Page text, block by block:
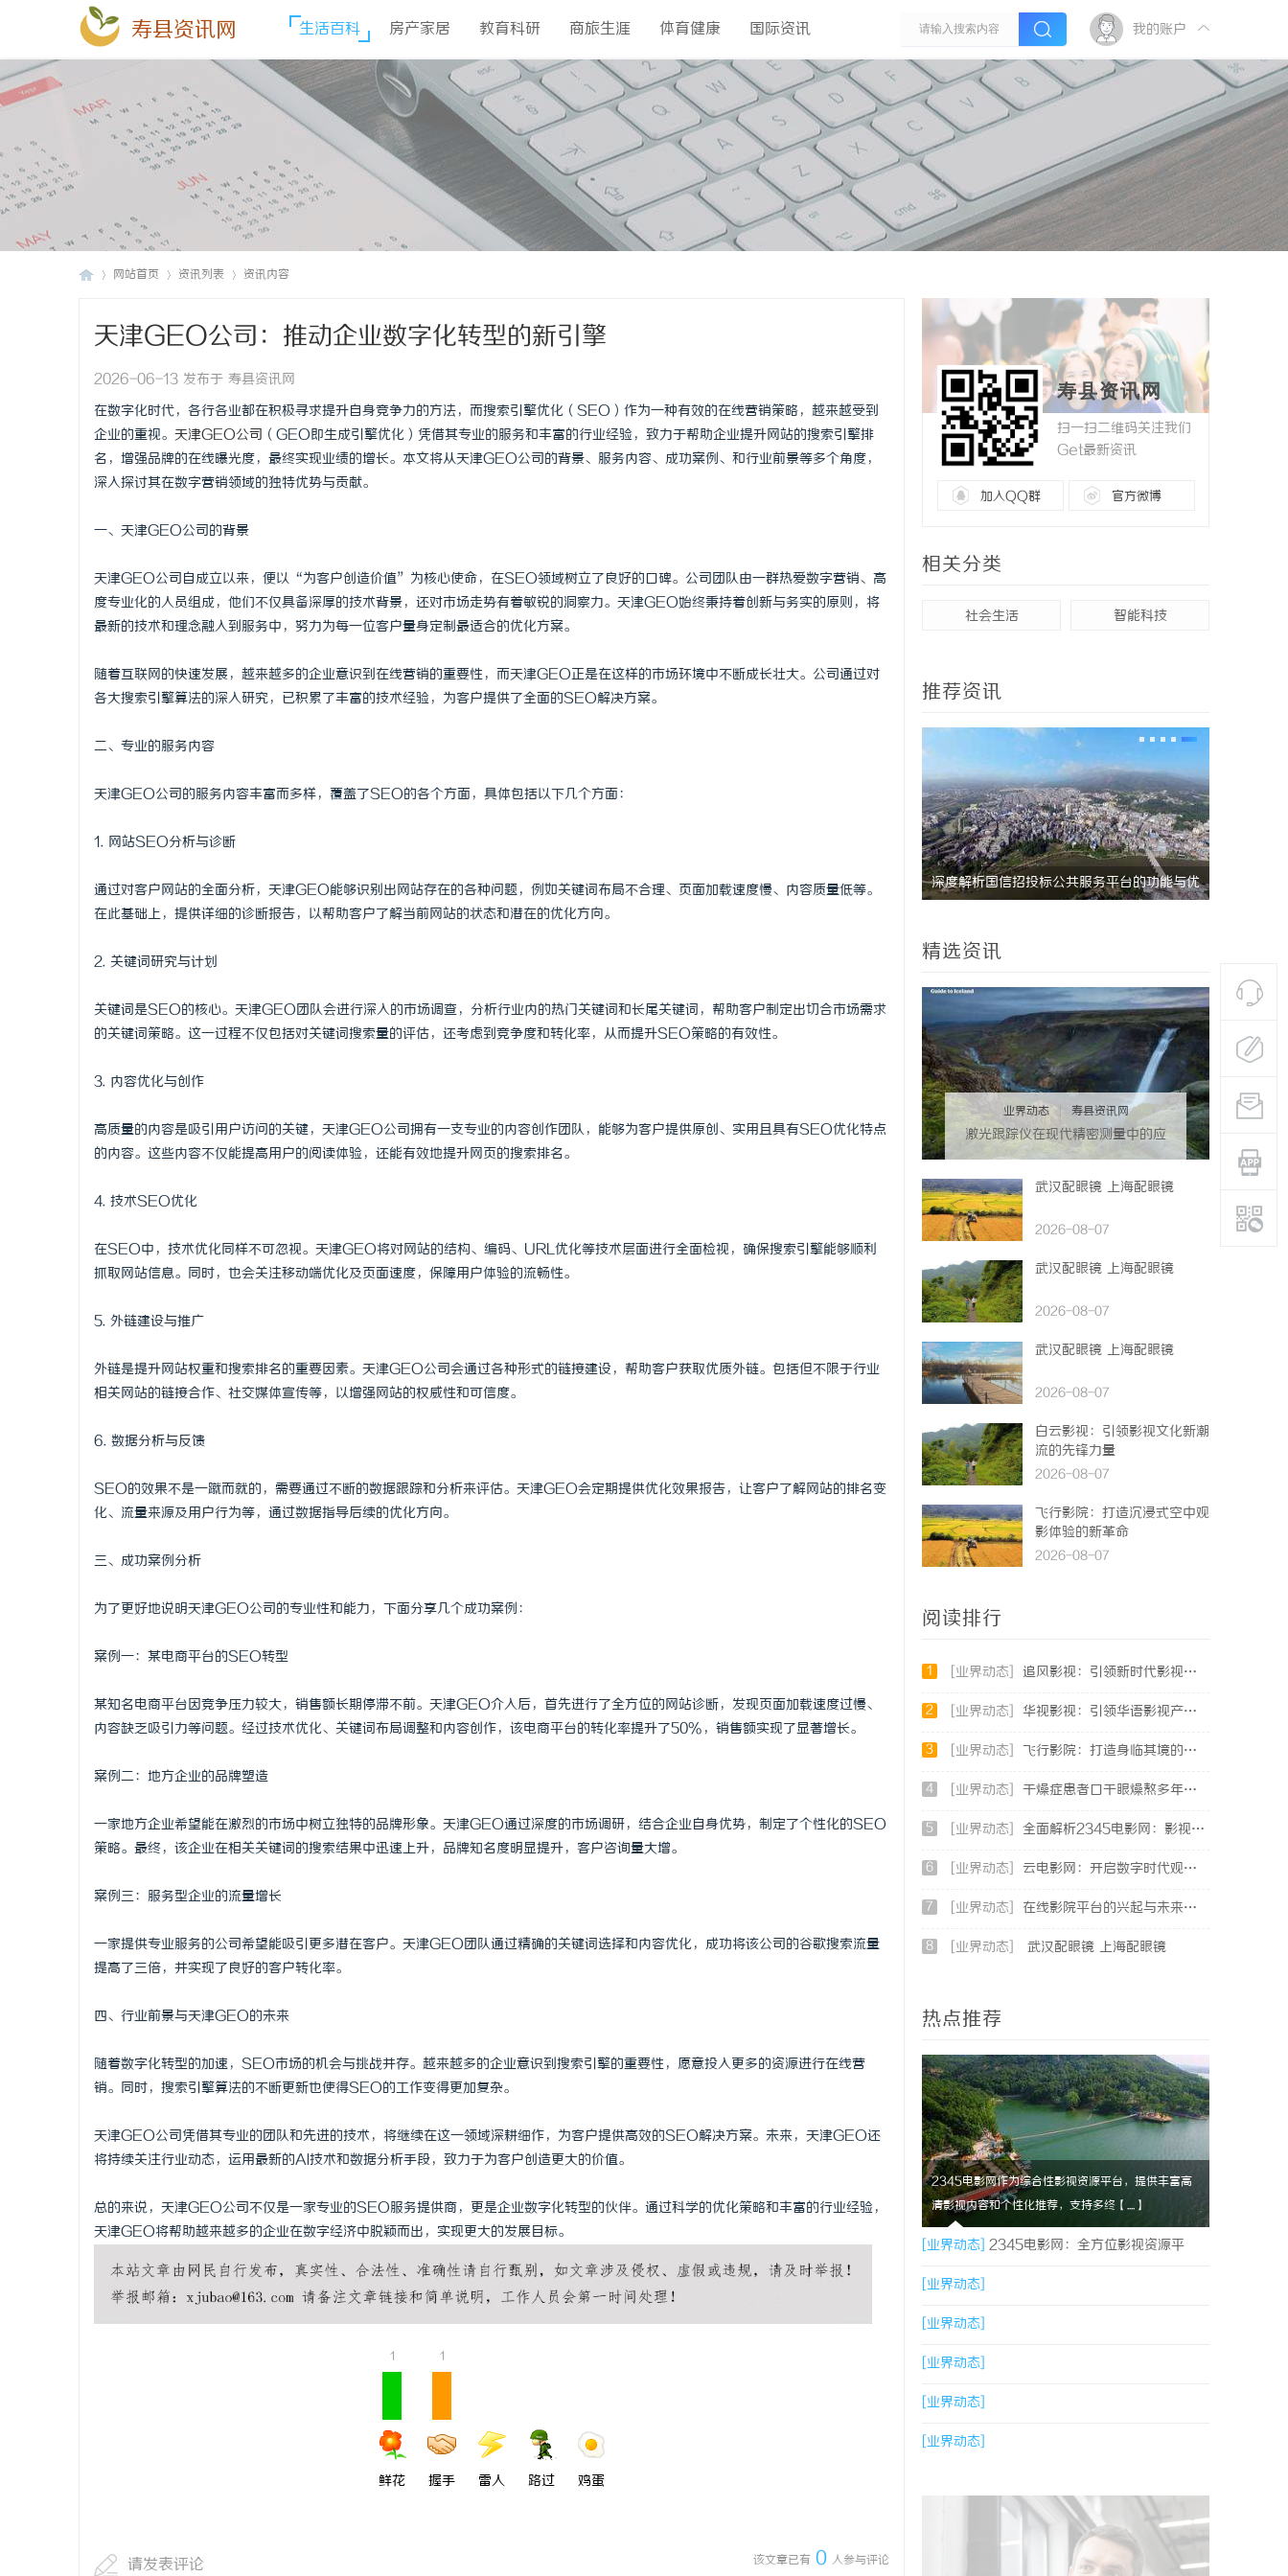
寿县资讯网 生活百科 房产家居 教育科研 商旅生涯 体育健康 国际资讯 我的账户
网站首页 资讯列表 资讯内容
天津GEO公司：推动企业数字化转型的新引擎
2026-06-13 发布于 寿县资讯网
在数字化时代，各行各业都在积极寻求提升自身竞争力的方法，而搜索引擎优化（SEO）作为一种有效的在线营销策略，越来越受到
企业的重视。 天津GEO公司 （GEO即生成引擎优化）凭借其专业的服务和丰富的行业经验，致力于帮助企业提升网站的搜索引擎排
名，增强品牌的在线曝光度，最终实现业绩的增长。本文将从天津GEO公司的背景、服务内容、成功案例、和行业前景等多个角度，
深入探讨其在数字营销领域的独特优势与贡献。
一、天津GEO公司的背景
天津GEO公司自成立以来，便以“为客户创造价值”为核心使命，在SEO领域树立了良好的口碑。公司团队由一群热爱数字营销、高
度专业化的人员组成，他们不仅具备深厚的技术背景，还对市场走势有着敏锐的洞察力。天津GEO始终秉持着创新与务实的原则，将
最新的技术和理念融入到服务中，努力为每一位客户量身定制最适合的优化方案。
随着互联网的快速发展，越来越多的企业意识到在线营销的重要性，而天津GEO正是在这样的市场环境中不断成长壮大。公司通过对
各大搜索引擎算法的深入研究，已积累了丰富的技术经验，为客户提供了全面的SEO解决方案。
二、专业的服务内容
天津GEO公司的服务内容丰富而多样，覆盖了SEO的各个方面，具体包括以下几个方面：
1. 网站SEO分析与诊断
通过对客户网站的全面分析，天津GEO能够识别出网站存在的各种问题，例如关键词布局不合理、页面加载速度慢、内容质量低等。
在此基础上，提供详细的诊断报告，以帮助客户了解当前网站的状态和潜在的优化方向。
2. 关键词研究与计划
关键词是SEO的核心。天津GEO团队会进行深入的市场调查，分析行业内的热门关键词和长尾关键词，帮助客户制定出切合市场需求
的关键词策略。这一过程不仅包括对关键词搜索量的评估，还考虑到竞争度和转化率，从而提升SEO策略的有效性。
3. 内容优化与创作
高质量的内容是吸引用户访问的关键，天津GEO公司拥有一支专业的内容创作团队，能够为客户提供原创、实用且具有SEO优化特点
的内容。这些内容不仅能提高用户的阅读体验，还能有效地提升网页的搜索排名。
4. 技术SEO优化
在SEO中，技术优化同样不可忽视。天津GEO将对网站的结构、编码、URL优化等技术层面进行全面检视，确保搜索引擎能够顺利
抓取网站信息。同时，也会关注移动端优化及页面速度，保障用户体验的流畅性。
5. 外链建设与推广
外链是提升网站权重和搜索排名的重要因素。天津GEO公司会通过各种形式的链接建设，帮助客户获取优质外链。包括但不限于行业
相关网站的链接合作、社交媒体宣传等，以增强网站的权威性和可信度。
6. 数据分析与反馈
SEO的效果不是一蹴而就的，需要通过不断的数据跟踪和分析来评估。天津GEO会定期提供优化效果报告，让客户了解网站的排名变
化、流量来源及用户行为等，通过数据指导后续的优化方向。
三、成功案例分析
为了更好地说明天津GEO公司的专业性和能力，下面分享几个成功案例：
案例一：某电商平台的SEO转型
某知名电商平台因竞争压力较大，销售额长期停滞不前。天津GEO介入后，首先进行了全方位的网站诊断，发现页面加载速度过慢、
内容缺乏吸引力等问题。经过技术优化、关键词布局调整和内容创作，该电商平台的转化率提升了50%，销售额实现了显著增长。
案例二：地方企业的品牌塑造
一家地方企业希望能在激烈的市场中树立独特的品牌形象。天津GEO通过深度的市场调研，结合企业自身优势，制定了个性化的SEO
策略。最终，该企业在相关关键词的搜索结果中迅速上升，品牌知名度明显提升，客户咨询量大增。
案例三：服务型企业的流量增长
一家提供专业服务的公司希望能吸引更多潜在客户。天津GEO团队通过精确的关键词选择和内容优化，成功将该公司的谷歌搜索流量
提高了三倍，并实现了良好的客户转化率。
四、行业前景与天津GEO的未来
随着数字化转型的加速，SEO市场的机会与挑战并存。越来越多的企业意识到搜索引擎的重要性，愿意投入更多的资源进行在线营
销。同时，搜索引擎算法的不断更新也使得SEO的工作变得更加复杂。
天津GEO公司凭借其专业的团队和先进的技术，将继续在这一领域深耕细作，为客户提供高效的SEO解决方案。未来，天津GEO还
将持续关注行业动态，运用最新的AI技术和数据分析手段，致力于为客户创造更大的价值。
总的来说，天津GEO公司不仅是一家专业的SEO服务提供商，更是企业数字化转型的伙伴。通过科学的优化策略和丰富的行业经验，
天津GEO将帮助越来越多的企业在数字经济中脱颖而出，实现更大的发展目标。
1
鲜花
1
握手 雷人 路过 鸡蛋
该文章已有 0 人参与评论
请发表评论
寿县资讯网
扫一扫二维码关注我们
Get最新资讯
加入QQ群 官方微博
相关分类
社会生活 智能科技
推荐资讯
武汉配眼镜 上海配眼镜 贝净 AC 国际医疗实验室，标准化研发体系
全解析
上海工业设备设计的发展趋势与创新实践探索 深度解析国信招投标公共服务平台的功能与优
精选资讯
业界动态 寿县资讯网
激光跟踪仪在现代精密测量中的应
用与发展趋势
武汉配眼镜 上海配眼镜
2026-08-07
武汉配眼镜 上海配眼镜
2026-08-07
武汉配眼镜 上海配眼镜
2026-08-07
白云影视：引领影视文化新潮
流的先锋力量
2026-08-07
飞行影院：打造沉浸式空中观
影体验的新革命
2026-08-07
阅读排行
1 [业界动态] 追风影视：引领新时代影视娱乐新潮流的创新平台
2 [业界动态] 华视影视：引领华语影视产业创新与发展的标杆企业
3 [业界动态] 飞行影院：打造身临其境的空中观影新体验
4 [业界动态] 干燥症患者口干眼燥熬多年，一个周期缓过来？老中医：一张辨证方对症，身体找回津液
5 [业界动态] 全面解析2345电影网：影视资源的海量宝库与观影新体验
6 [业界动态] 云电影网：开启数字时代观影新体验的创新平台
7 [业界动态] 在线影院平台的兴起与未来发展趋势深度解析
8 [业界动态] 武汉配眼镜 上海配眼镜
热点推荐
2345电影网作为综合性影视资源平台，提供丰富高
清影视内容和个性化推荐，支持多终【....】
[业界动态] 2345电影网：全方位影视资源平
台，满足观影新体验
[业界动态]
[业界动态]
[业界动态]
[业界动态]
[业界动态]